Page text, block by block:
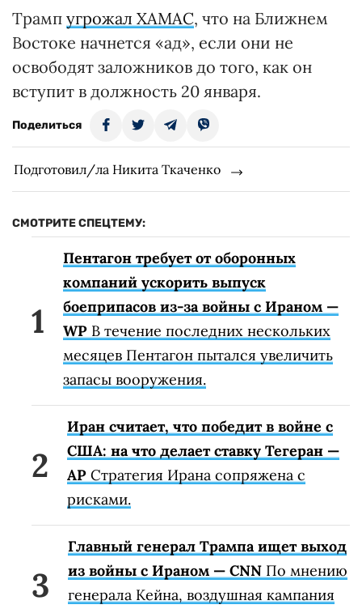
Трамп угрожал ХАМАС, что на Ближнем
Востоке начнется «ад», если они не
освободят заложников до того, как он
вступит в должность 20 января.
Поделиться
Подготовил/ла Никита Ткаченко
СМОТРИТЕ СПЕЦТЕМУ:
Пентагон требует от оборонных
компаний ускорить выпуск
боеприпасов из-за войны с Ираном —
WP В течение последних нескольких
месяцев Пентагон пытался увеличить
запасы вооружения.
Иран считает, что победит в войне с
США: на что делает ставку Тегеран —
AP Стратегия Ирана сопряжена с
рисками.
Главный генерал Трампа ищет выход
из войны с Ираном — CNN По мнению
генерала Кейна, воздушная кампания